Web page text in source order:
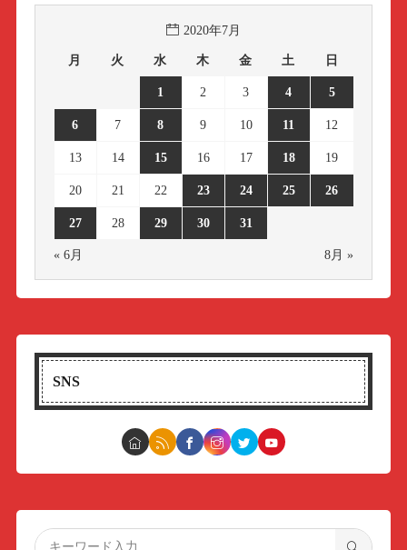
2020年7月
月 火 水 木 金 土 日
1 2 3 4 5
6 7 8 9 10 11 12
13 14 15 16 17 18 19
20 21 22 23 24 25 26
27 28 29 30 31
« 6月 8月 »
SNS